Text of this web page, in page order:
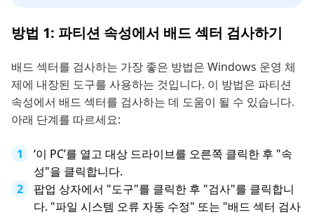
방법 1: 파티션 속성에서 배드 섹터 검사하기
배드 섹터를 검사하는 가장 좋은 방법은 Windows 운영 체
제에 내장된 도구를 사용하는 것입니다. 이 방법은 파티션
속성에서 배드 섹터를 검사하는 데 도움이 될 수 있습니다.
아래 단계를 따르세요:
‘이 PC’를 열고 대상 드라이브를 오른쪽 클릭한 후 "속
성"을 클릭합니다.
팝업 상자에서 "도구"를 클릭한 후 "검사"를 클릭합니
다. "파일 시스템 오류 자동 수정" 또는 "배드 섹터 검사